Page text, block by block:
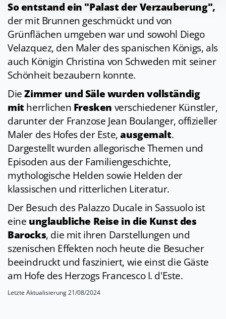
So entstand ein "Palast der Verzauberung",
der mit Brunnen geschmückt und von
Grünflächen umgeben war und sowohl Diego
Velazquez, den Maler des spanischen Königs, als
auch Königin Christina von Schweden mit seiner
Schönheit bezaubern konnte.
DieZimmer und Säle wurden vollständig
mitherrlichen Fresken verschiedener Künstler,
darunter der Franzose Jean Boulanger, offizieller
Maler des Hofes der Este,ausgemalt.
Dargestellt wurden allegorische Themen und
Episoden aus der Familiengeschichte,
mythologische Helden sowie Helden der
klassischen und ritterlichen Literatur.
Der Besuch des Palazzo Ducale in Sassuolo ist
eine unglaubliche Reise in die Kunst des
Barocks, die mit ihren Darstellungen und
szenischen Effekten noch heute die Besucher
beeindruckt und fasziniert, wie einst die Gäste
am Hofe des Herzogs Francesco I. d'Este.
Letzte Aktualisierung 21/08/2024